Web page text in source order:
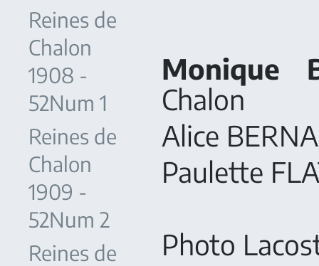
Reines de
Chalon
1908 -
52Num 1
Reines de
Chalon
1909 -
52Num 2
Reines de
Monique
Chalon
Alice
Paulette
Photo